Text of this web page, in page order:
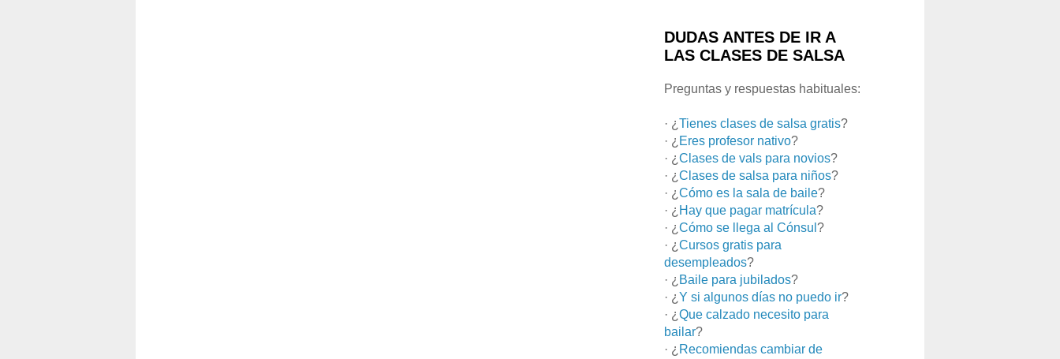
DUDAS ANTES DE IR A
LAS CLASES DE SALSA
Preguntas y respuestas habituales:
· ¿ Tienes clases de salsa gratis?
· ¿ Eres profesor nativo?
· ¿ Clases de vals para novios?
· ¿ Clases de salsa para niños?
· ¿ Cómo es la sala de baile?
· ¿ Hay que pagar matrícula?
· ¿ Cómo se llega al Cónsul ?
· ¿ Cursos gratis para
desempleados?
· ¿ Baile para jubilados?
· ¿ Y si algunos días no puedo ir?
· ¿ Que calzado necesito para
bailar?
· ¿ Recomiendas cambiar de